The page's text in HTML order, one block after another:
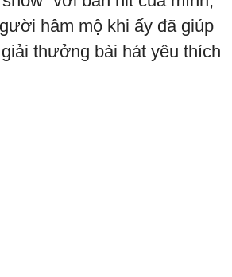
hâm mộ khi ấy đã giúp
thưởng bài hát yêu thích